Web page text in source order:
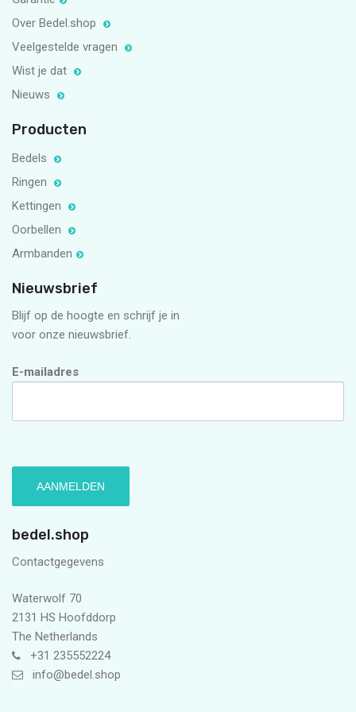
Over Bedel.shop
Veelgestelde vragen
Wist je dat
Nieuws
Producten
Bedels
Ringen
Kettingen
Oorbellen
Armbanden
Nieuwsbrief
Blijf op de hoogte en schrijf je in
voor onze nieuwsbrief.
E-mailadres
bedel.shop
Contactgegevens
Waterwolf 70
2131 HS Hoofddorp
The Netherlands
+31 235552224
info@bedel.shop